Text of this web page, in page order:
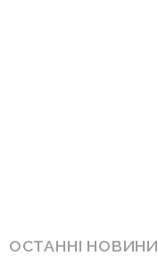
ОСТАННІ НОВИНИ